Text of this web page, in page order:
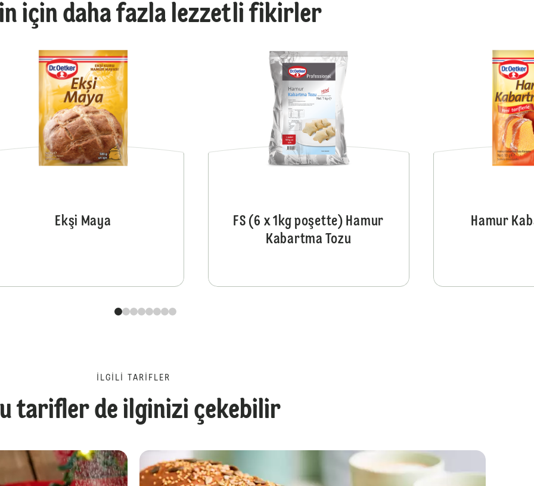
için daha fazla lezzetli fikirler
Ekşi Maya
FS (6 x 1kg poşette) Hamur
Kabartma Tozu
Hamur
İLGILI TARIFLER
tarifler de ilginizi çekebilir
Nohut Köfteli Vegan Burger